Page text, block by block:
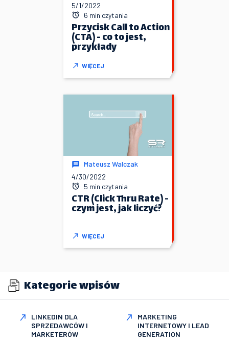
5/1/2022
6 min czytania
Przycisk Call to Action
(CTA) - co to jest,
przykłady
WIĘCEJ
Mateusz Walczak
4/30/2022
5 min czytania
CTR (Click Thru Rate) -
czym jest, jak liczyć?
WIĘCEJ
Kategorie wpisów
LINKEDIN DLA
SPRZEDAWCÓW I
MARKETERÓW
MARKETING
INTERNETOWY I LEAD
GENERATION